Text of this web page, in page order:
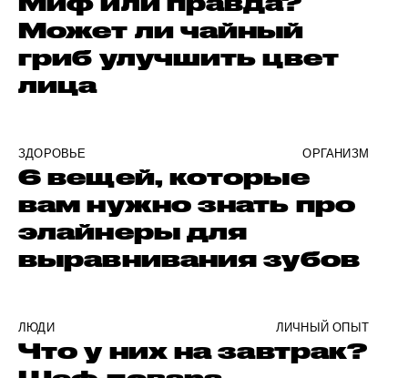
Может ли чайный
гриб улучшить цвет
лица
ЗДОРОВЬЕ ОРГАНИЗМ
6 вещей, которые
вам нужно знать про
элайнеры для
выравнивания зубов
ЛЮДИ ЛИЧНЫЙ ОПЫТ
Что у них на завтрак?